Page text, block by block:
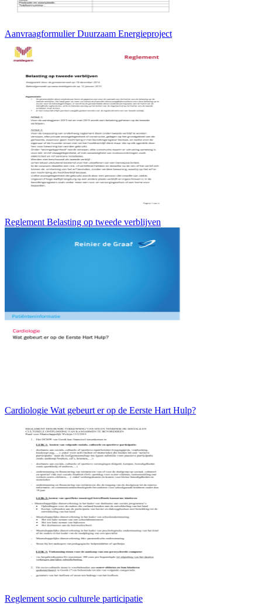
Aanvraagformulier Duurzaam Energieproject
Reglement Belasting op tweede verblijven
Cardiologie Wat gebeurt er op de Eerste Hart Hulp?
Reglement socio culturele participatie